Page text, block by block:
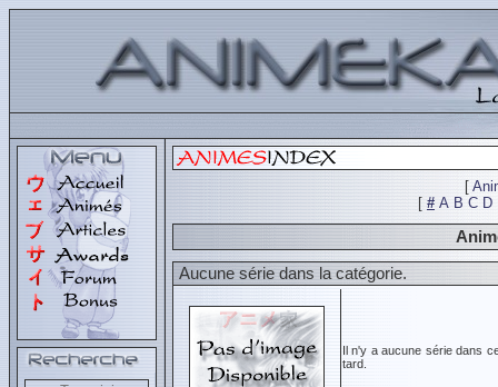
[
[ # A B C D
Aucune série dans la catégorie.
Il n'y a aucune série dans
tard.